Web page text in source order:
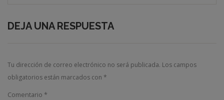
DEJA UNA RESPUESTA
Tu dirección de correo electrónico no será publicada. Los campos
obligatorios están marcados con *
Comentario *